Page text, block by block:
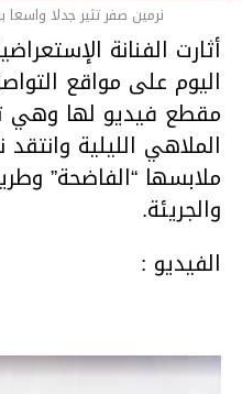
نرمين صفر تثير جدلا
أثارت الفنانة
اليوم على مواقع
مقطع فيديو لها
الملاهي الليلية
ملابسها “الفاضحة”
والجريئة.
الفيديو :
مشغل